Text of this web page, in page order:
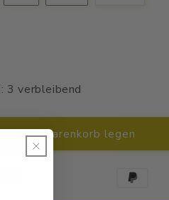
3 verbleibend
In den Warenkorb legen